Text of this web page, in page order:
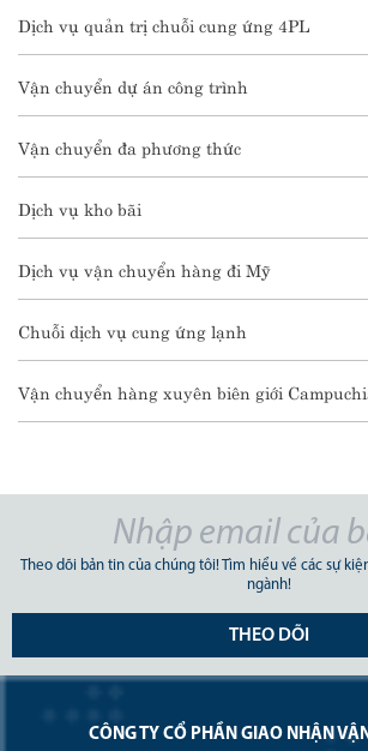
Dịch vụ quản trị chuỗi cung ứng 4PL
Vận chuyển dự án công trình
Vận chuyển đa phương thức
Dịch vụ kho bãi
Dịch vụ vận chuyển hàng đi Mỹ
Chuỗi dịch vụ cung ứng lạnh
Vận chuyển hàng xuyên biên giới
Theo dõi bản tin của chúng tôi! Tìm hiểu về các sự
ngành!
THEO DÕI
CÔNG TY CỔ PHẦN GIAO NHẬN